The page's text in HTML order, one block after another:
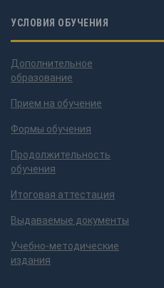
УСЛОВИЯ ОБУЧЕНИЯ
Дополнительное
образование
Прием на обучение
Формы обучения
Продолжительность
обучения
Итоговая аттестация
Выдаваемые документы
Учебно-методические
издания